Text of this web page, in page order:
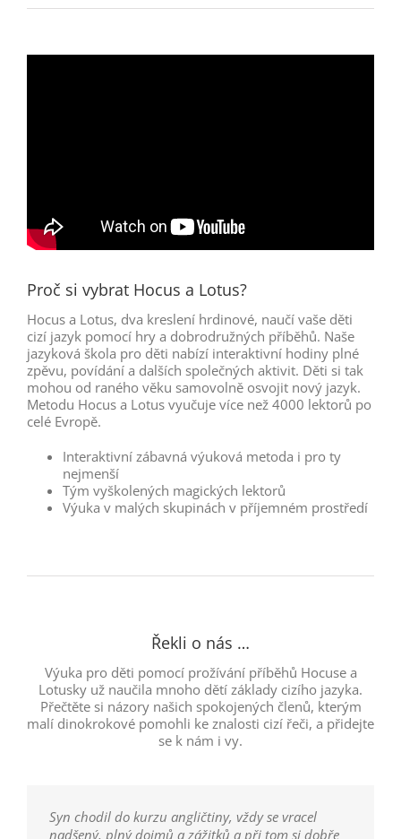
Proč si vybrat Hocus a Lotus?
Hocus a Lotus, dva kreslení hrdinové, naučí vaše děti
cizí jazyk pomocí hry a dobrodružných příběhů. Naše
jazyková škola pro děti nabízí interaktivní hodiny plné
zpěvu, povídání a dalších společných aktivit. Děti si tak
mohou od raného věku samovolně osvojit nový jazyk.
Metodu Hocus a Lotus vyučuje více než 4000 lektorů po
celé Evropě.
Interaktivní zábavná výuková metoda i pro ty
nejmenší
Tým vyškolených magických lektorů
Výuka v malých skupinách v příjemném prostředí
Řekli o nás …
Výuka pro děti pomocí prožívání příběhů Hocuse a
Lotusky už naučila mnoho dětí základy cizího jazyka.
Přečtěte si názory našich spokojených členů, kterým
malí dinokrokové pomohli ke znalosti cizí řeči, a přidejte
se k nám i vy.
Syn chodil do kurzu angličtiny, vždy se vracel
nadšený, plný dojmů a zážitků a při tom si dobře